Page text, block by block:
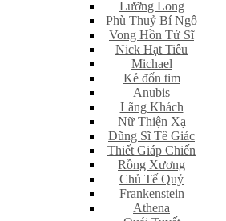
Lưỡng Long
Phù Thuỷ Bí Ngô
Vong Hồn Tử Sĩ
Nick Hạt Tiêu
Michael
Kẻ đốn tim
Anubis
Lãng Khách
Nữ Thiện Xạ
Dũng Sĩ Tê Giác
Thiết Giáp Chiến
Rồng Xương
Chủ Tế Quỷ
Frankenstein
Athena